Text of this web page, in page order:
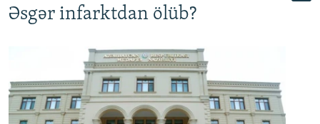
Əsgər infarktdan ölüb?